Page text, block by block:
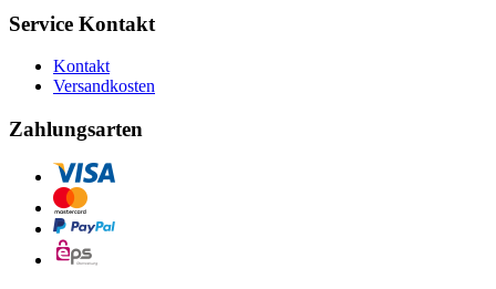
Service Kontakt
Kontakt
Versandkosten
Zahlungsarten